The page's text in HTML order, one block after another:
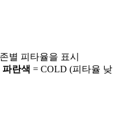
별 피타율을 표시
파란색 = COLD (피타율 낮